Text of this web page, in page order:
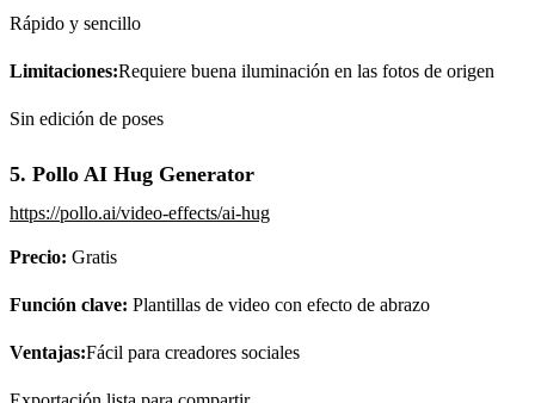
Rápido y sencillo
Limitaciones:Requiere buena iluminación en las fotos de origen
Sin edición de poses
5. Pollo AI Hug Generator
https://pollo.ai/video-effects/ai-hug
Precio: Gratis
Función clave: Plantillas de video con efecto de abrazo
Ventajas:Fácil para creadores sociales